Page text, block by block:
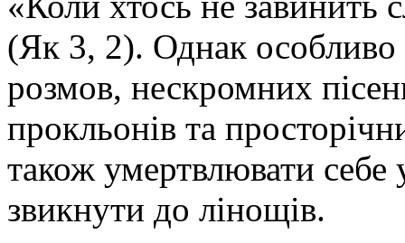
(Як 3, 2). Однак особливо
розмов, нескромних
прокльонів та
також умертвлювати
звикнути до лінощів.